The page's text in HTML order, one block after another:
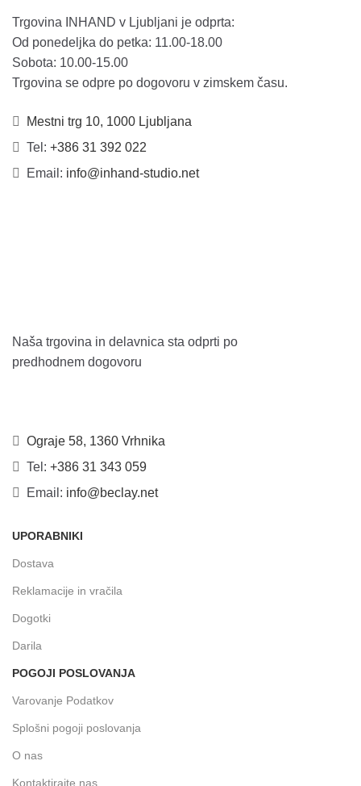
Trgovina INHAND v Ljubljani je odprta:
Od ponedeljka do petka: 11.00-18.00
Sobota: 10.00-15.00
Trgovina se odpre po dogovoru v zimskem času.
Mestni trg 10, 1000 Ljubljana
Tel: +386 31 392 022
Email: info@inhand-studio.net
Naša trgovina in delavnica sta odprti po
predhodnem dogovoru
Ograje 58, 1360 Vrhnika
Tel: +386 31 343 059
Email: info@beclay.net
UPORABNIKI
Dostava
Reklamacije in vračila
Dogotki
Darila
POGOJI POSLOVANJA
Varovanje Podatkov
Splošni pogoji poslovanja
O nas
Kontaktirajte nas